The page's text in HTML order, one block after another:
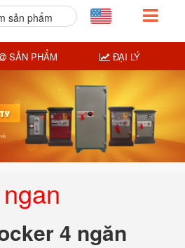
4 ngăn
sản phẩm
SẢN PHẨM ĐẠI LÝ